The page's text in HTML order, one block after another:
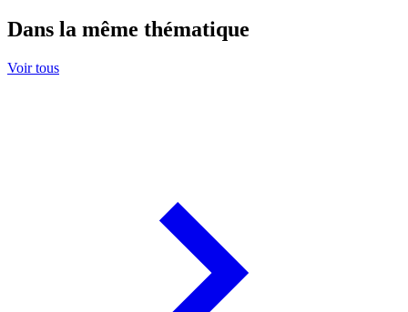
Dans la même thématique
Voir tous